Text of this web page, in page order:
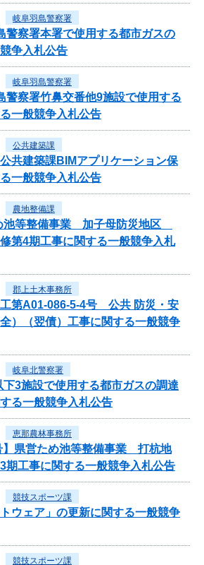
岐阜羽島警察署
警察署本署で使用する都市ガスの
争入札公告
岐阜羽島警察署
警察署竹鼻交番他9施設で使用する
一般競争入札公告
公共建築課
共建築課BIMアプリケーション保
一般競争入札公告
農地整備課
池等整備事業 加子母防災地区
第4期工事に関する一般競争入札
郡上土木事務所
工第A01-086-5-4号 公共 防災・安
）（翌債）工事に関する一般競争
岐阜北警察署
下3施設で使用する都市ガスの調達
る一般競争入札公告
恵那農林事務所
】県営ため池等整備事業 打杭地
工事に関する一般競争入札公告
競技スポーツ課
トウェア」の更新に関する一般競争
競技スポーツ課